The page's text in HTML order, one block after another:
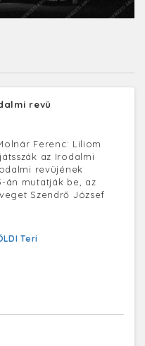
revü
Ferenc: Liliom
az Irodalmi
revüjének
án mutatják be, az
Szendrő József
Teri